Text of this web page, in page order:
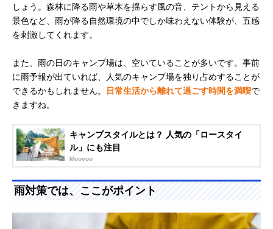
しょう。森林に降る雨や草木を揺らす風の音、テントから見える
景色など、雨が降る自然環境の中でしか味わえない体験が、五感
を刺激してくれます。
また、雨の日のキャンプ場は、空いていることが多いです。事前
に雨予報が出ていれば、人気のキャンプ場を独り占めすることが
できるかもしれません。
日常生活から離れて過ごす時間を満喫で
きますね。
キャンプスタイルとは？ 人気の「ロースタイ
ル」にも注目
Moovoo
雨対策では、ここがポイント